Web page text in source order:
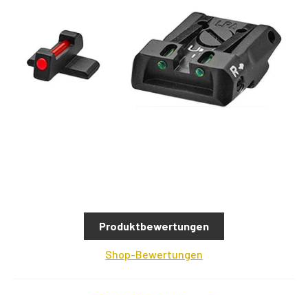
Produktbewertungen
Shop-Bewertungen